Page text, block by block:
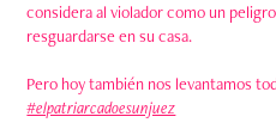
considera al violador como un
resguardarse en su casa.
Pero hoy también nos levantamos
#elpatriarcadoesunjuez